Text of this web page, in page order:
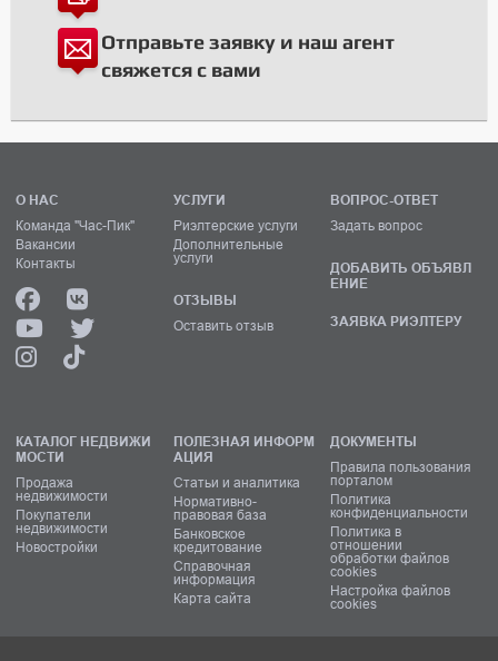
Отправьте заявку и наш агент
свяжется с вами
О НАС
Команда "Час-Пик"
Вакансии
Контакты
УСЛУГИ
Риэлтерские услуги
Дополнительные
услуги
ОТЗЫВЫ
Оставить отзыв
ВОПРОС-ОТВЕТ
Задать вопрос
ДОБАВИТЬ ОБЪЯВЛ
ЕНИЕ
ЗАЯВКА РИЭЛТЕРУ
КАТАЛОГ НЕДВИЖИ
МОСТИ
Продажа
недвижимости
Покупатели
недвижимости
Новостройки
ПОЛЕЗНАЯ ИНФОРМ
АЦИЯ
Статьи и аналитика
Нормативно-
правовая база
Банковское
кредитование
Справочная
информация
Карта сайта
ДОКУМЕНТЫ
Правила пользования
порталом
Политика
конфиденциальности
Политика в
отношении
обработки файлов
cookies
Настройка файлов
cookies